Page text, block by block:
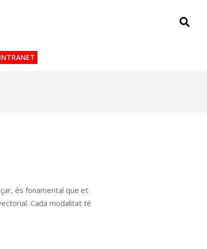
és fonamental que et
Cada modalitat té